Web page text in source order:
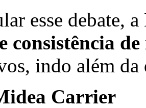
esse debate,
consistência de
indo além da
Carrier